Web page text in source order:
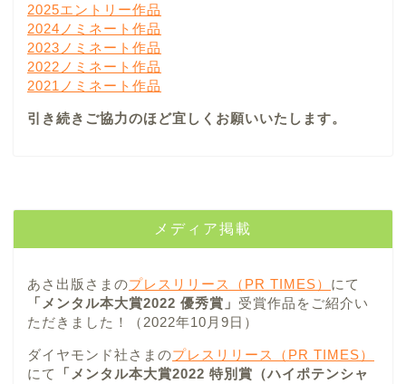
2025エントリー作品
2024ノミネート作品
2023ノミネート作品
2022ノミネート作品
2021ノミネート作品
引き続きご協力のほど宜しくお願いいたします。
メディア掲載
あさ出版さまのプレスリリース（PR TIMES） にて
「メンタル本大賞2022 優秀賞」 受賞作品をご紹介い
ただきました！（2022年10月9日）
ダイヤモンド社さまのプレスリリース（PR TIMES）
にて
「メンタル本大賞2022 特別賞（ハイポテンシャ